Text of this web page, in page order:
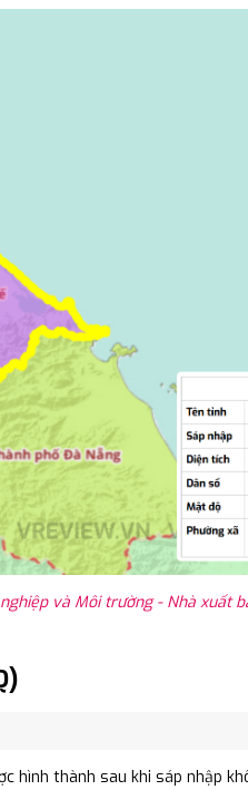
và Môi trường - Nhà xuất
hình thành sau khi sáp nhập